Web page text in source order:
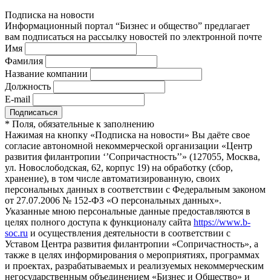
Подписка на новости
Информационный портал “Бизнес и общество” предлагает
вам подписаться на рассылку новостей по электронной почте
Имя
Фамилия
Название компании
Должность
E-mail
* Поля, обязательные к заполнению
Нажимая на кнопку «Подписка на новости» Вы даёте свое
согласие автономной некоммерческой организации «Центр
развития филантропии ‘’Сопричастность’’» (127055, Москва,
ул. Новослободская, 62, корпус 19) на обработку (сбор,
хранение), в том числе автоматизированную, своих
персональных данных в соответствии с Федеральным законом
от 27.07.2006 № 152-ФЗ «О персональных данных».
Указанные мною персональные данные предоставляются в
целях полного доступа к функционалу сайта https://www.b-
soc.ru и осуществления деятельности в соответствии с
Уставом Центра развития филантропии «Сопричастность», а
также в целях информирования о мероприятиях, программах
и проектах, разрабатываемых и реализуемых некоммерческим
негосударственным объединением «Бизнес и Общество» и